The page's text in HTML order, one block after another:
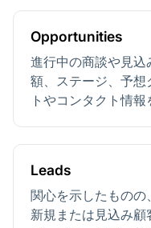
Opportunities
進行中の商談や見
額、ステージ、予
トやコンタクト情報
Leads
関心を示したもの
新規または見込み